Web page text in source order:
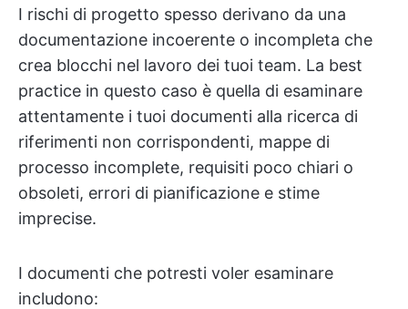
I rischi di progetto spesso derivano da una
documentazione incoerente o incompleta che
crea blocchi nel lavoro dei tuoi team. La best
practice in questo caso è quella di esaminare
attentamente i tuoi documenti alla ricerca di
riferimenti non corrispondenti, mappe di
processo incomplete, requisiti poco chiari o
obsoleti, errori di pianificazione e stime
imprecise.
I documenti che potresti voler esaminare
includono: